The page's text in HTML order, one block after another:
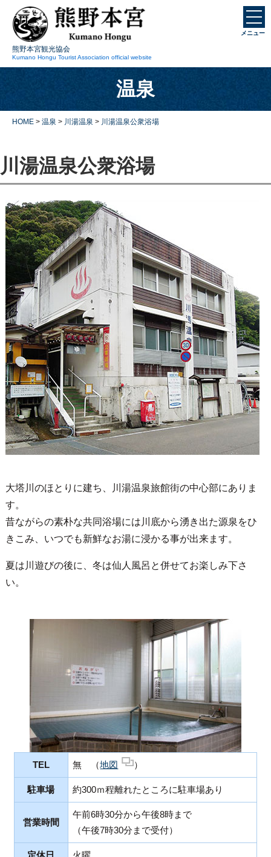
プ
熊野本宮観光協会
Kumano Hongu Tourist Association official website
メニュー
温泉
HOME > 温泉 > 川湯温泉 > 川湯温泉公衆浴場
川湯温泉公衆浴場
大塔川のほとりに建ち、川湯温泉旅館街の中心部にありま
す。
昔ながらの素朴な共同浴場には川底から湧き出た源泉をひ
きこみ、いつでも新鮮なお湯に浸かる事が出来ます。
夏は川遊びの後に、冬は仙人風呂と併せてお楽しみ下さ
い。
TEL 無 （地図 ）
駐車場 約300ｍ程離れたところに駐車場あり
営業時間
午前6時30分から午後8時まで
（午後7時30分まで受付）
定休日 火曜